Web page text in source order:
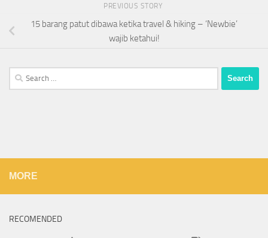
PREVIOUS STORY
15 barang patut dibawa ketika travel & hiking – ‘Newbie’
wajib ketahui!
Search
for:
MORE
RECOMENDED